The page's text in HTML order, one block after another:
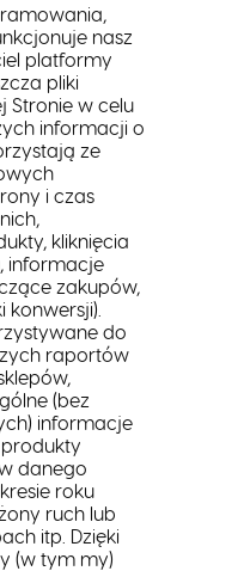
nasz
platformy
pliki
Stronie w celu
informacji o
ze
i czas
kliknięcia
informacje
zakupów,
konwersji).
do
raportów
(bez
informacje
danego
roku
ruch lub
itp. Dzięki
(w tym my)